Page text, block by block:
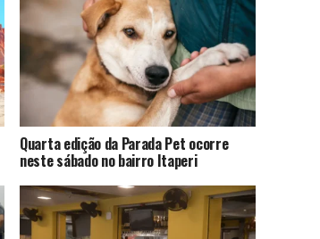
Quarta edição da Parada Pet ocorre
neste sábado no bairro Itaperi